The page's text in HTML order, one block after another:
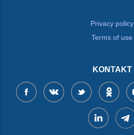
Privacy policy
Terms of use
KONTAKT